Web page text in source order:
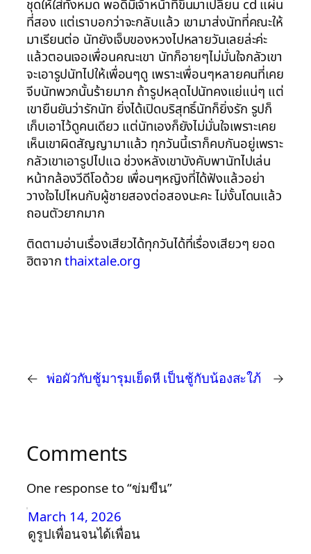
ชุดให้ใส่ทั้งหมด พอดีมีเจ้าหน้าที่ขึ้นมาเปลี่ยน cd แผ่น
ที่สอง แต่เราบอกว่าจะกลับแล้ว เขามาส่งนัทที่คณะให้
มาเรียนต่อ นัทยังเจ็บของหวงไปหลายวันเลยล่ะค่ะ
แล้วตอนเจอเพื่อนคณะเขา นัทก็อายๆไม่มั่นใจกลัวเขา
จะเอารูปนัทไปให้เพื่อนๆดู เพราะเพื่อนๆหลายคนที่เคย
จีบนัทพวกนั้นร้ายมาก ถ้ารูปหลุดไปนัทคงแย่แน่ๆ แต่
เขายืนยันว่ารักนัท ยิ่งได้เปิดบริสุทธิ์นัทก็ยิ่งรัก รูปก็
เก็บเอาไว้ดูคนเดียว แต่นัทเองก็ยังไม่มั่นใจเพราะเคย
เห็นเขาผิดสัญญามาแล้ว ทุกวันนี้เราก็คบกันอยู่เพราะ
กลัวเขาเอารูปไปแฉ ช่วงหลังเขาบังคับพานัทไปเล่น
หน้ากล้องวีดีโอด้วย เพื่อนๆหญิงที่ได้ฟังแล้วอย่า
วางใจไปไหนกับผู้ชายสองต่อสองนะคะ ไม่งั้นโดนแล้ว
ถอนตัวยากมาก
ติดตามอ่านเรื่องเสียวได้ทุกวันได้ที่เรื่องเสียวๆ ยอด
ฮิตจากthaixtale.org
← พ่อผัวกับชู้มารุมเย็ดหี เป็นชู้กับน้องสะใภ้ →
Comments
One response to “ข่มขืน”
March 14, 2026
ดูรูปเพื่อนจนได้เพื่อน